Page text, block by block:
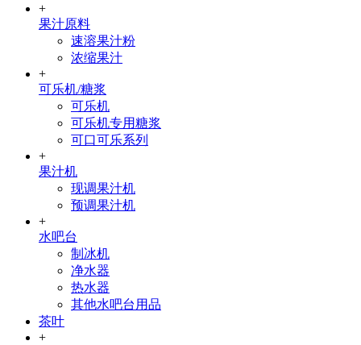
+
果汁原料
速溶果汁粉
浓缩果汁
+
可乐机/糖浆
可乐机
可乐机专用糖浆
可口可乐系列
+
果汁机
现调果汁机
预调果汁机
+
水吧台
制冰机
净水器
热水器
其他水吧台用品
茶叶
+